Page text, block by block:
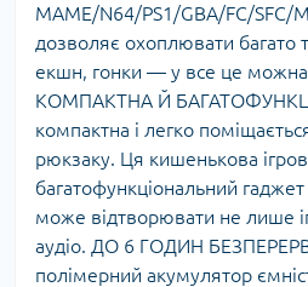
MAME/N64/PS1/GBA/FC/SFC/
дозволяє охоплювати багато
екшн, гонки — у все це можна
КОМПАКТНА Й
компактна і легко
рюкзаку. Ця кишенькова
багатофункціональний
може відтворювати не лише
аудіо. ДО 6 ГОДИН
полімерний акумулятор